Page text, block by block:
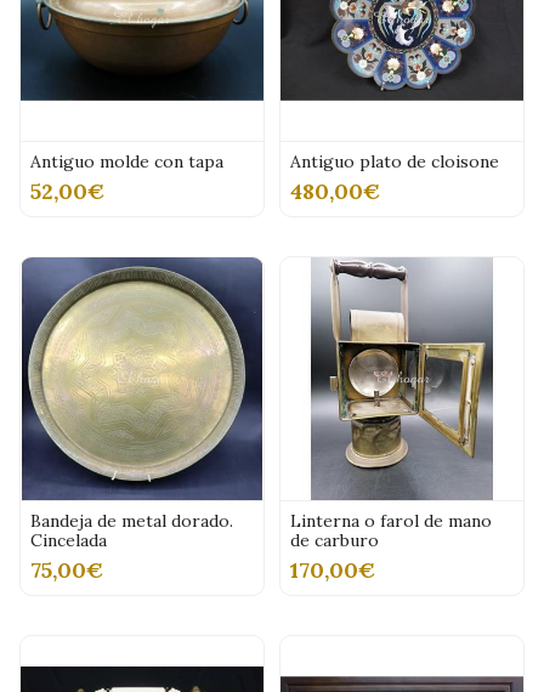
Antiguo molde con tapa
52,00€
Antiguo plato de cloisone
480,00€
Bandeja de metal dorado.
Cincelada
75,00€
Linterna o farol de mano
de carburo
170,00€